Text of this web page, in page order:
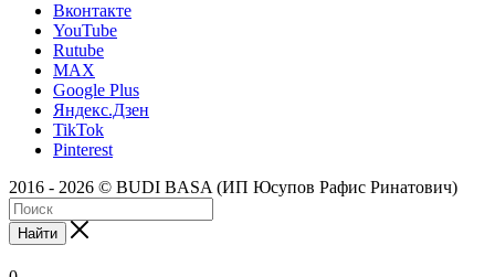
Вконтакте
YouTube
Rutube
MAX
Google Plus
Яндекс.Дзен
TikTok
Pinterest
2016 - 2026 © BUDI BASA (ИП Юсупов Рафис Ринатович)
Найти